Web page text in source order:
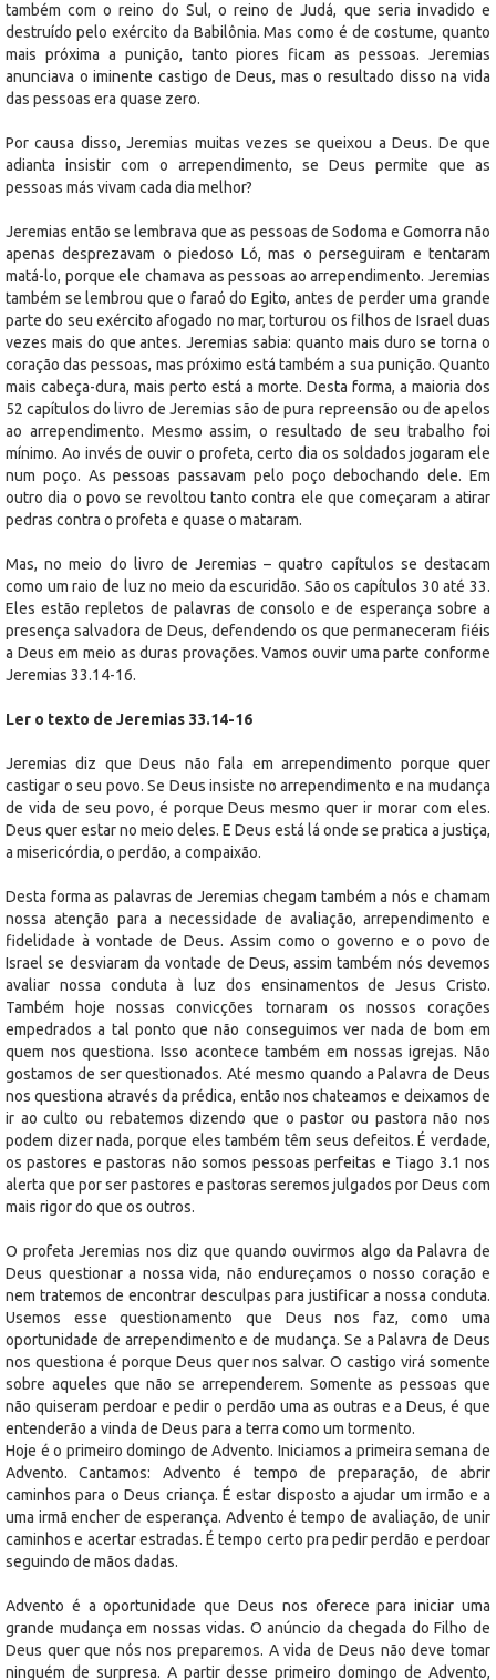
também com o reino do Sul, o reino de Judá, que seria invadido e
destruído pelo exército da Babilônia. Mas como é de costume, quanto
mais próxima a punição, tanto piores ficam as pessoas. Jeremias
anunciava o iminente castigo de Deus, mas o resultado disso na vida
das pessoas era quase zero.
Por causa disso, Jeremias muitas vezes se queixou a Deus. De que
adianta insistir com o arrependimento, se Deus permite que as
pessoas más vivam cada dia melhor?
Jeremias então se lembrava que as pessoas de Sodoma e Gomorra não
apenas desprezavam o piedoso Ló, mas o perseguiram e tentaram
matá-lo, porque ele chamava as pessoas ao arrependimento. Jeremias
também se lembrou que o faraó do Egito, antes de perder uma grande
parte do seu exército afogado no mar, torturou os filhos de Israel duas
vezes mais do que antes. Jeremias sabia: quanto mais duro se torna o
coração das pessoas, mas próximo está também a sua punição. Quanto
mais cabeça-dura, mais perto está a morte. Desta forma, a maioria dos
52 capítulos do livro de Jeremias são de pura repreensão ou de apelos
ao arrependimento. Mesmo assim, o resultado de seu trabalho foi
mínimo. Ao invés de ouvir o profeta, certo dia os soldados jogaram ele
num poço. As pessoas passavam pelo poço debochando dele. Em
outro dia o povo se revoltou tanto contra ele que começaram a atirar
pedras contra o profeta e quase o mataram.
Mas, no meio do livro de Jeremias – quatro capítulos se destacam
como um raio de luz no meio da escuridão. São os capítulos 30 até 33.
Eles estão repletos de palavras de consolo e de esperança sobre a
presença salvadora de Deus, defendendo os que permaneceram fiéis
a Deus em meio as duras provações. Vamos ouvir uma parte conforme
Jeremias 33.14-16.
Ler o texto de Jeremias 33.14-16
Jeremias diz que Deus não fala em arrependimento porque quer
castigar o seu povo. Se Deus insiste no arrependimento e na mudança
de vida de seu povo, é porque Deus mesmo quer ir morar com eles.
Deus quer estar no meio deles. E Deus está lá onde se pratica a justiça,
a misericórdia, o perdão, a compaixão.
Desta forma as palavras de Jeremias chegam também a nós e chamam
nossa atenção para a necessidade de avaliação, arrependimento e
fidelidade à vontade de Deus. Assim como o governo e o povo de
Israel se desviaram da vontade de Deus, assim também nós devemos
avaliar nossa conduta à luz dos ensinamentos de Jesus Cristo.
Também hoje nossas convicções tornaram os nossos corações
empedrados a tal ponto que não conseguimos ver nada de bom em
quem nos questiona. Isso acontece também em nossas igrejas. Não
gostamos de ser questionados. Até mesmo quando a Palavra de Deus
nos questiona através da prédica, então nos chateamos e deixamos de
ir ao culto ou rebatemos dizendo que o pastor ou pastora não nos
podem dizer nada, porque eles também têm seus defeitos. É verdade,
os pastores e pastoras não somos pessoas perfeitas e Tiago 3.1 nos
alerta que por ser pastores e pastoras seremos julgados por Deus com
mais rigor do que os outros.
O profeta Jeremias nos diz que quando ouvirmos algo da Palavra de
Deus questionar a nossa vida, não endureçamos o nosso coração e
nem tratemos de encontrar desculpas para justificar a nossa conduta.
Usemos esse questionamento que Deus nos faz, como uma
oportunidade de arrependimento e de mudança. Se a Palavra de Deus
nos questiona é porque Deus quer nos salvar. O castigo virá somente
sobre aqueles que não se arrependerem. Somente as pessoas que
não quiseram perdoar e pedir o perdão uma as outras e a Deus, é que
entenderão a vinda de Deus para a terra como um tormento.
Hoje é o primeiro domingo de Advento. Iniciamos a primeira semana de
Advento. Cantamos: Advento é tempo de preparação, de abrir
caminhos para o Deus criança. É estar disposto a ajudar um irmão e a
uma irmã encher de esperança. Advento é tempo de avaliação, de unir
caminhos e acertar estradas. É tempo certo pra pedir perdão e perdoar
seguindo de mãos dadas.
Advento é a oportunidade que Deus nos oferece para iniciar uma
grande mudança em nossas vidas. O anúncio da chegada do Filho de
Deus quer que nós nos preparemos. A vida de Deus não deve tomar
ninguém de surpresa. A partir desse primeiro domingo de Advento,